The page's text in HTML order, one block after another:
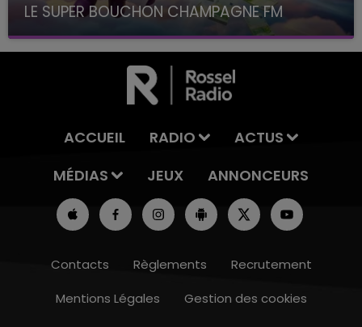
LE SUPER BOUCHON CHAMPAGNE FM
avec La Famille Champagne FM, à 8H10
ACCUEIL RADIO
ACTUS
MÉDIAS
JEUX ANNONCEURS
Contacts Règlements
Recrutement
Mentions Légales
Gestion des cookies